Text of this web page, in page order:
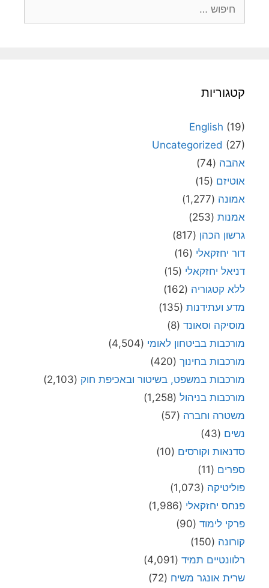
קטגוריות
English (19)
Uncategorized (27)
אהבה (74)
אוטיזם (15)
אמונה (1,277)
אמנות (253)
גרשון הכהן (817)
דור יחזקאלי (16)
דניאל יחזקאלי (15)
ללא קטגוריה (162)
מדע ועתידנות (135)
מוסיקה וסאונד (8)
מורכבות בביטחון לאומי (4,504)
מורכבות בחינוך (420)
מורכבות במשפט, בשיטור ובאכיפת חוק (2,103)
מורכבות בניהול (1,258)
משטרה וחברה (57)
נשים (43)
סדנאות וקורסים (10)
ספרים (11)
פוליטיקה (1,073)
פנחס יחזקאלי (1,986)
פרקי לימוד (90)
קורונה (150)
רלוונטיים תמיד (4,091)
שרית אונגר משיח (72)